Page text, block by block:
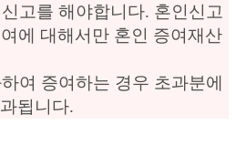
고를 해야합니다. 혼인신고
에 대해서만 혼인 증여재산
여 증여하는 경우 초과분에
됩니다.